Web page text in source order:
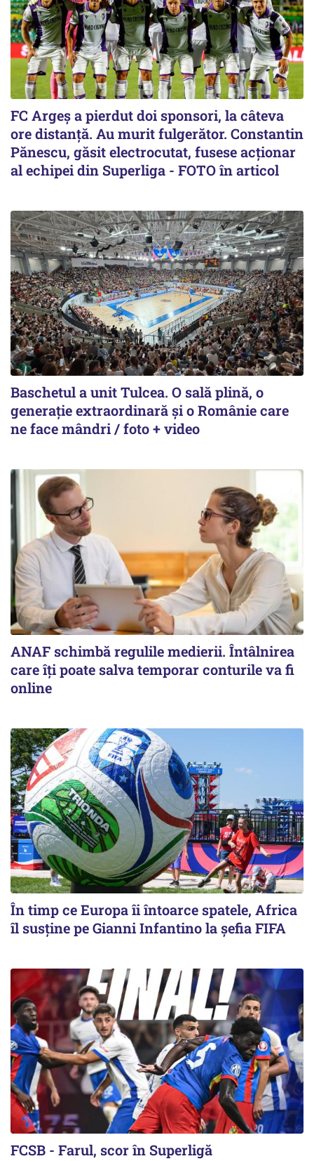
FC Argeș a pierdut doi sponsori, la câteva
ore distanță. Au murit fulgerător. Constantin
Pănescu, găsit electrocutat, fusese acționar
al echipei din Superliga - FOTO în articol
Baschetul a unit Tulcea. O sală plină, o
generație extraordinară și o Românie care
ne face mândri / foto + video
ANAF schimbă regulile medierii. Întâlnirea
care îți poate salva temporar conturile va fi
online
În timp ce Europa îi întoarce spatele, Africa
îl susține pe Gianni Infantino la șefia FIFA
FCSB - Farul, scor în Superligă